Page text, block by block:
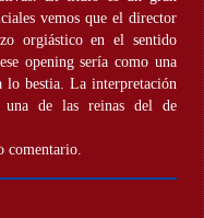
vemos que el director
orgiástico en el sentido
opening sería como una
lo bestia. La interpretación
una de las reinas del de
comentario.